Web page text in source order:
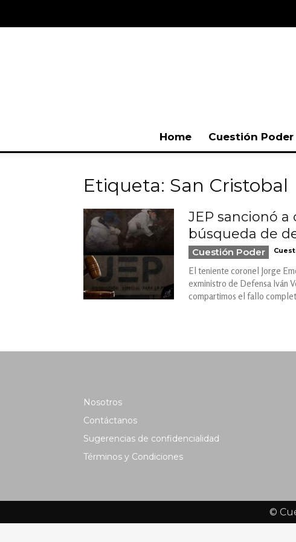
Home Cuestión Poder
Etiqueta: San Cristobal
JEP sancionó
búsqueda de
Cuestión Poder
El teniente coronel Jorge
exministro de Defensa Iván
compartimos el fallo
Nosotros
Contáctanos
Sugerencias de confidencialidad
Términos y Condiciones
©